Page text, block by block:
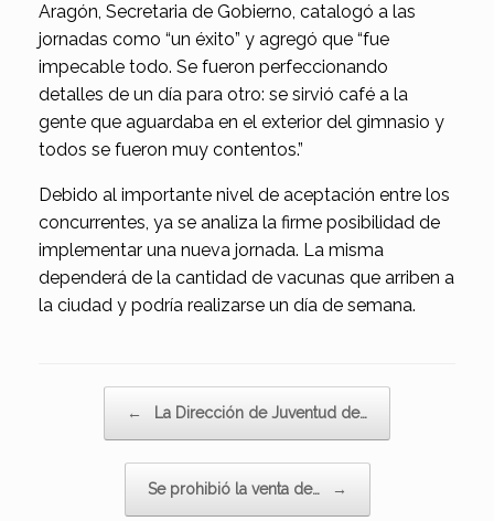
Aragón, Secretaria de Gobierno, catalogó a las
jornadas como “un éxito” y agregó que “fue
impecable todo. Se fueron perfeccionando
detalles de un día para otro: se sirvió café a la
gente que aguardaba en el exterior del gimnasio y
todos se fueron muy contentos.”
Debido al importante nivel de aceptación entre los
concurrentes, ya se analiza la firme posibilidad de
implementar una nueva jornada. La misma
dependerá de la cantidad de vacunas que arriben a
la ciudad y podría realizarse un día de semana.
← La Dirección de Juventud de…
Se prohibió la venta de… →